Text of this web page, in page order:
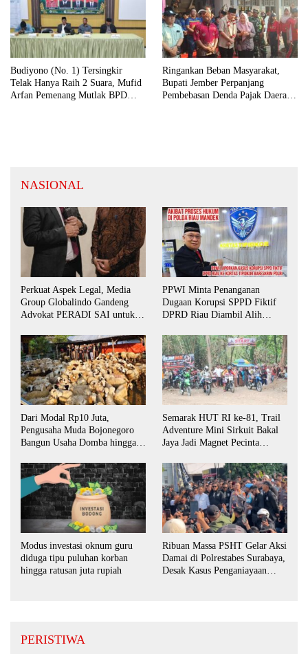
Budiyono (No. 1) Tersingkir
Telak Hanya Raih 2 Suara, Mufid
Arfan Pemenang Mutlak BPD
Ringankan Beban Masyarakat,
Bupati Jember Perpanjang
Pembebasan Denda Pajak Daerah
NASIONAL
Perkuat Aspek Legal, Media
Group Globalindo Gandeng
Advokat PERADI SAI untuk
PPWI Minta Penanganan
Dugaan Korupsi SPPD Fiktif
DPRD Riau Diambil Alih
Dari Modal Rp10 Juta,
Pengusaha Muda Bojonegoro
Bangun Usaha Domba hingga
Semarak HUT RI ke-81, Trail
Adventure Mini Sirkuit Bakal
Jaya Jadi Magnet Pecinta
Modus investasi oknum guru
diduga tipu puluhan korban
hingga ratusan juta rupiah
Ribuan Massa PSHT Gelar Aksi
Damai di Polrestabes Surabaya,
Desak Kasus Penganiayaan
PERISTIWA